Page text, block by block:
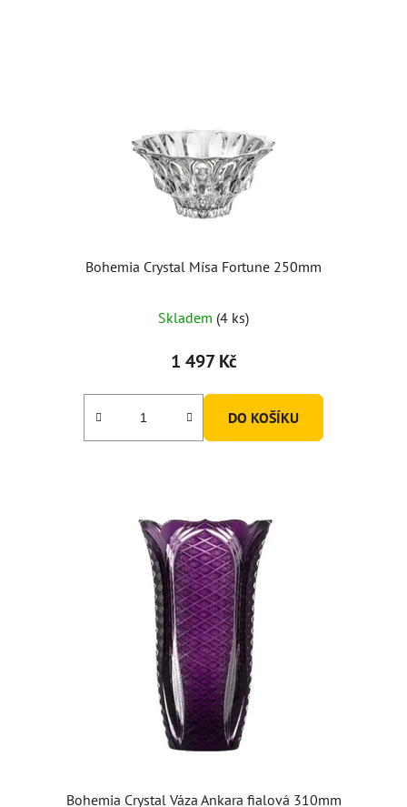
Bohemia Crystal Mísa Fortune 250mm
Skladem (4 ks)
1 497 Kč
DO KOŠÍKU
Bohemia Crystal Váza Ankara fialová 310mm